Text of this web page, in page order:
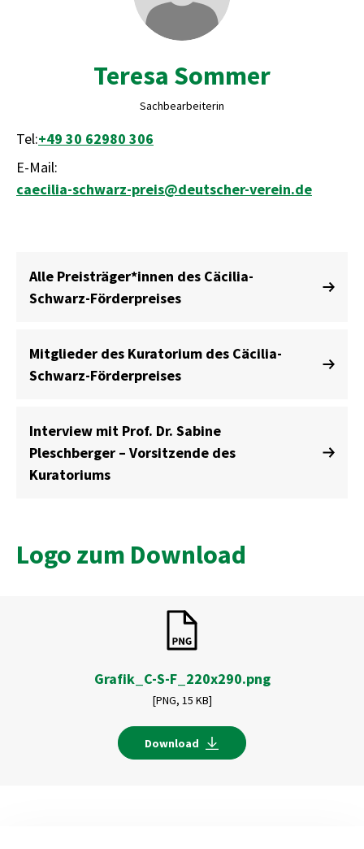
Teresa Sommer
Sachbearbeiterin
Tel:+49 30 62980 306
E-Mail:
caecilia-schwarz-preis@deutscher-verein.de
Alle Preisträger*innen des Cäcilia-
Schwarz-Förderpreises
Mitglieder des Kuratorium des Cäcilia-
Schwarz-Förderpreises
Interview mit Prof. Dr. Sabine
Pleschberger – Vorsitzende des
Kuratoriums
Logo zum Download
Grafik_C-S-F_220x290.png
[PNG, 15 KB]
Download